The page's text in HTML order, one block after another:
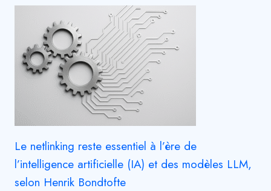
Le netlinking reste essentiel à l’ère de
l’intelligence artificielle (IA) et des modèles LLM,
selon Henrik Bondtofte